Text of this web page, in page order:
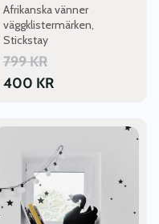
Afrikanska vänner
väggklistermärken,
Stickstay
799KR
400 KR